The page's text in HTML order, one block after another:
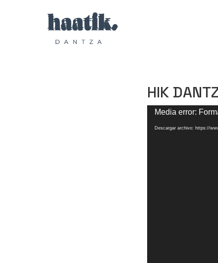
HIK
Reproductor
vídeo
Media error:
Descargar archivo: https://